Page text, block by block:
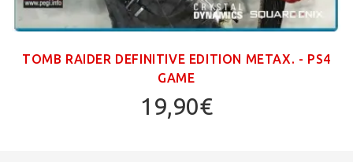
TOMB RAIDER DEFINITIVE EDITION ΜΕΤΑΧ. - PS4
GAME
19,90€